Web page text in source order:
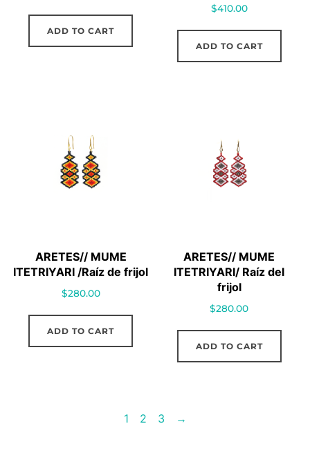
ADD TO CART
$410.00
ADD TO CART
ARETES// MUME
ITETRIYARI /Raíz de frijol
$280.00
ADD TO CART
ARETES// MUME
ITETRIYARI/ Raíz del
frijol
$280.00
ADD TO CART
1 2 3 →